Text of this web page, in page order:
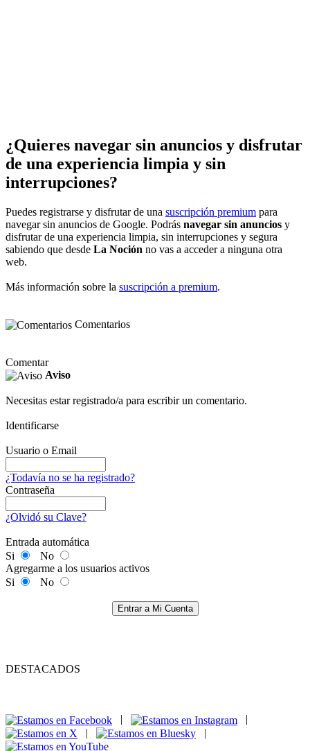
¿Quieres navegar sin anuncios y disfrutar
de una experiencia limpia y sin
interrupciones?
Puedes registrarse y disfrutar de una suscripción premium para
navegar sin anuncios de Google. Podrás navegar sin anuncios y
disfrutar de una experiencia limpia, sin interrupciones y segura
sabiendo que desde La Noción no vas a acceder a ninguna otra
web.
Más información sobre la suscripción a premium.
Comentarios
Comentar
Aviso
Necesitas estar registrado/a para escribir un comentario.
Identificarse
Usuario o Email
¿Todavía no se ha registrado?
Contraseña
¿Olvidó su Clave?
Entrada automática
Si
No
Agregarme a los usuarios activos
Si
No
Entrar a Mi Cuenta
DESTACADOS
|
|
|
|